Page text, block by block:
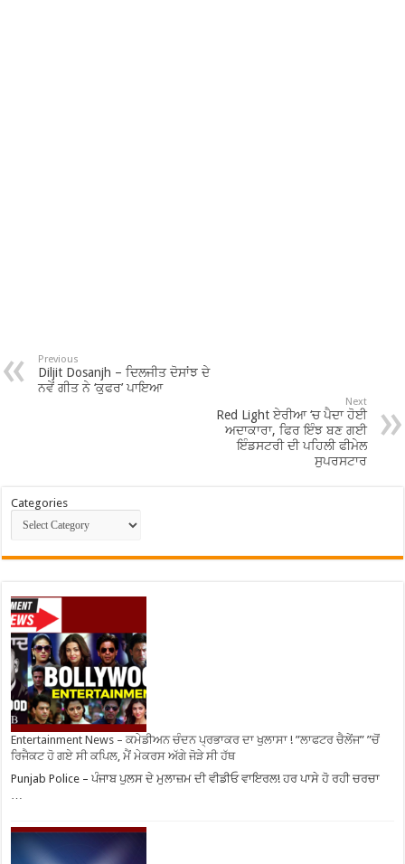
Previous
Diljit Dosanjh – ਦਿਲਜੀਤ ਦੋਸਾਂਝ ਦੇ
ਨਵੇਂ ਗੀਤ ਨੇ ‘ਕੁਫਰ’ ਪਾਇਆ
Next
Red Light ਏਰੀਆ ‘ਚ ਪੈਦਾ ਹੋਈ
ਅਦਾਕਾਰਾ, ਫਿਰ ਇੰਝ ਬਣ ਗਈ
ਇੰਡਸਟਰੀ ਦੀ ਪਹਿਲੀ ਫੀਮੇਲ
ਸੁਪਰਸਟਾਰ
Categories
Entertainment News – ਕਮੇਡੀਅਨ ਚੰਦਨ ਪ੍ਰਭਾਕਰ ਦਾ ਖੁਲਾਸਾ ! ”ਲਾਫਟਰ ਚੈਲੇਂਜ” ”ਚੋਂ
ਰਿਜੈਕਟ ਹੋ ਗਏ ਸੀ ਕਪਿਲ, ਮੈਂ ਮੇਕਰਸ ਅੱਗੇ ਜੋੜੇ ਸੀ ਹੱਥ
Punjab Police – ਪੰਜਾਬ ਪੁਲਸ ਦੇ ਮੁਲਾਜ਼ਮ ਦੀ ਵੀਡੀਓ ਵਾਇਰਲ! ਹਰ ਪਾਸੇ ਹੋ ਰਹੀ ਚਰਚਾ